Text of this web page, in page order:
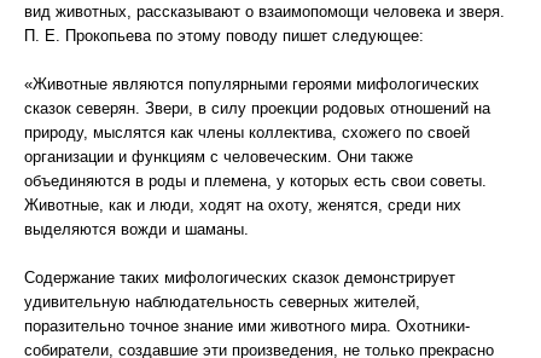
вид животных, рассказывают о взаимопомощи человека и зверя.
П. Е. Прокопьева по этому поводу пишет следующее:
«Животные являются популярными героями мифологических
сказок северян. Звери, в силу проекции родовых отношений на
природу, мыслятся как члены коллектива, схожего по своей
организации и функциям с человеческим. Они также
объединяются в роды и племена, у которых есть свои советы.
Животные, как и люди, ходят на охоту, женятся, среди них
выделяются вожди и шаманы.
Содержание таких мифологических сказок демонстрирует
удивительную наблюдательность северных жителей,
поразительно точное знание ими животного мира. Охотники-
собиратели, создавшие эти произведения, не только прекрасно